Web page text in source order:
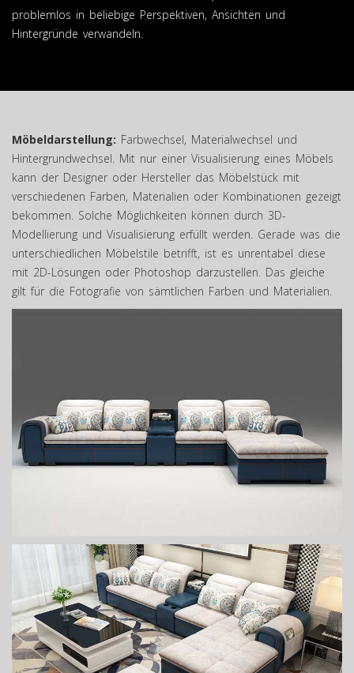
problemlos in beliebige Perspektiven, Ansichten und
Hintergründe verwandeln.
Möbeldarstellung: Farbwechsel, Materialwechsel und
Hintergrundwechsel. Mit nur einer Visualisierung eines Möbels
kann der Designer oder Hersteller das Möbelstück mit
verschiedenen Farben, Materialien oder Kombinationen gezeigt
bekommen. Solche Möglichkeiten können durch 3D-
Modellierung und Visualisierung erfüllt werden. Gerade was die
unterschiedlichen Möbelstile betrifft, ist es unrentabel diese
mit 2D-Lösungen oder Photoshop darzustellen. Das gleiche
gilt für die Fotografie von sämtlichen Farben und Materialien.